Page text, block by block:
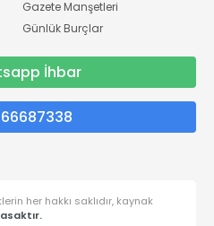
Gazete Manşetleri
Günlük Burçlar
İhbar
her hakkı saklıdır, kaynak